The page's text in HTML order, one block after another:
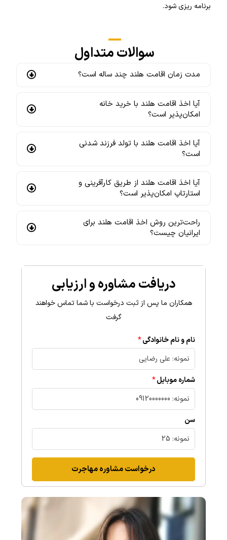
برنامه ریزی شود.
سوالات متداول
مدت زمان اقامت هلند چند ساله است؟
آیا اخذ اقامت هلند با خرید خانه
امکان‌پذیر است؟
آیا اخذ اقامت هلند با تولد فرزند شدنی
است؟
آیا اخذ اقامت هلند از طریق کارآفرینی و
استارتاپ امکان‌پذیر است؟
راحت‌ترین روش اخذ اقامت هلند برای
ایرانیان چیست؟
دریافت مشاوره و ارزیابی
همکاران ما پس از ثبت درخواست با شما تماس خواهند
گرفت
نام و نام خانوادگی
شماره موبایل
سن
درخواست مشاوره مهاجرت